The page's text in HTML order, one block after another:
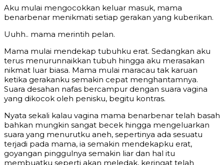
Aku mulai mengocokkan keluar masuk, mama
benarbenar menikmati setiap gerakan yang kuberikan.
Uuhh.. mama merintih pelan.
Mama mulai mendekap tubuhku erat. Sedangkan aku
terus menurunnaikkan tubuh hingga aku merasakan
nikmat luar biasa. Mama mulai maracau tak karuan
ketika gerakanku semakin cepat menghantamnya.
Suara desahan nafas bercampur dengan suara vagina
yang dikocok oleh penisku, begitu kontras.
Nyata sekali kalau vagina mama benarbenar telah basah
bahkan mungkin sangat becek hingga mengeluarkan
suara yang menurutku aneh, sepertinya ada sesuatu
terjadi pada mama, ia semakin mendekapku erat,
goyangan pinggulnya semakin liar dan hal itu
membuatku seperti akan meledak, keringat telah